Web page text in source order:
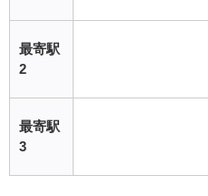
最寄駅
2
最寄駅
3